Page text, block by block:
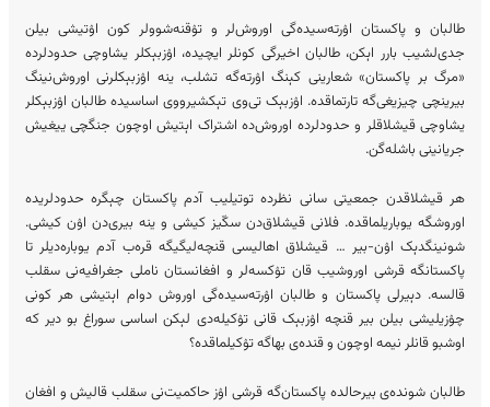
طالبان و پاکستان اۉرته‌سیده‌گی اوروش‌لر و تۉقنه‌شوولر کون اۉتیشی بیلن
جدی‌لشیب بارر اېکن، طالبان اخیرگی کونلر ایچیده، اۉزبېکلر یشاوچی حدودلرده
«مرگ بر پاکستان» شعارینی کېنگ اۉرته‌گه تشلب، ینه اۉزبېکلرنی اوروش‌نینگ
بیرینچی چیزیغی‌گه تارتماقده. اۉزبېک تی‌وی تېکشیرووی اساسیده طالبان اۉزبېکلر
یشاوچی قیشلاقلر و حدودلرده اوروش‌ده اشتراک اېتیش اوچون جنگچی ییغیش
جریانینی باشله‌گن.
هر قیشلاقدن جمعیتی سانی‌ نظرده توتیلیب آدم پاکستان چېگره حدودلریده
اوروشگه یوباریلماقده. فلانی قیشلاق‌دن سکّیز کیشی و ینه بیری‌دن اۉن کیشی.
شونینگدېک اۉن-بیر … قیشلاق اهالیسی قنچه‌لیگیگه قره‌ب آدم یوباره‌دیلر تا
پاکستانگه قرشی اوروشیب قان تۉکسه‌لر و افغانستان ناملی جغرافیه‌نی سقلب
قالسه. دېیرلی پاکستان و طالبان اۉرته‌سیده‌گی اوروش دوام اېتیشی هر کونی
چۉزیلیشی بیلن بیر قنچه اۉزبېک قانی تۉکیله‌دی لېکن اساسی سوراغ بو دیر که
اوشبو قانلر نیمه اوچون و قنده‌ی بهاگه تۉکیلماقده؟
طالبان شونده‌ی بیرحالده پاکستان‌گه قرشی اۉز حاکمیت‌نی سقلب قالیش و افغان